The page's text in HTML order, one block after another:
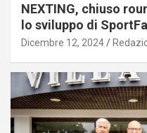
NEXTING, chiuso
lo sviluppo di
Dicembre 12, 2024